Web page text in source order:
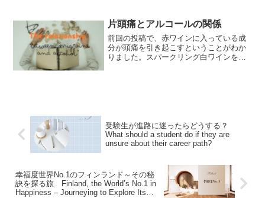
片頭痛とアルコールの関係
前回の投稿で、赤ワインに入っている成
分が頭痛を引き起こすということがわか
りました。スパークリング白ワインを飲
受験生が進路に迷ったらどうする？
What should a student do if they are
unsure about their career path?
幸福度世界No.1のフィンランド～その秘
訣を探る旅 Finland, the World’s No.1 in
Happiness – Journeying to Explore Its